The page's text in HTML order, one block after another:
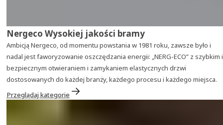
Nergeco Wysokiej jakości bramy
Ambicją Nergeco, od momentu powstania w 1981 roku, zawsze było i
nadal jest faworyzowanie oszczędzania energii: „NERG-ECO” z szybkim i
bezpiecznym otwieraniem i zamykaniem elastycznych drzwi
dostosowanych do każdej branży, każdego procesu i każdego miejsca.
Przeglądaj kategorie